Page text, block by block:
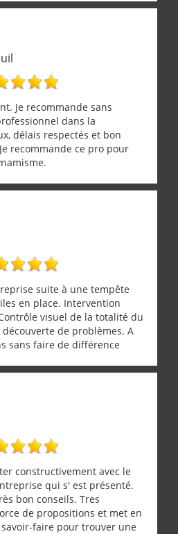
et compétente. C'est
pouvoir compter sur des
Merci encore !
Je recommande sans
dans la
délais respectés et bon
recommande ce pro pour
suite à une tempête
en place. Intervention
visuel de la totalité du
de problèmes. A
sans faire de différence
constructivement avec le
qui s' est présenté.
bon conseils. Tres
de propositions et met en
faire pour trouver une